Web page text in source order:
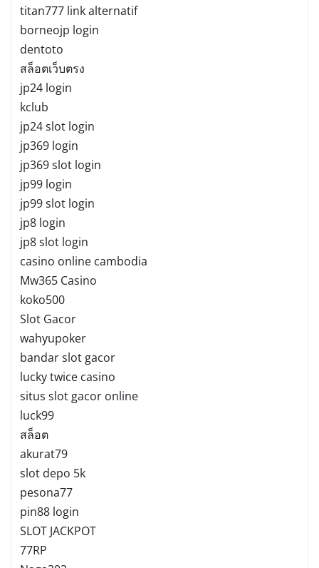
titan777 link alternatif
borneojp login
dentoto
สล็อตเว็บตรง
jp24 login
kclub
jp24 slot login
jp369 login
jp369 slot login
jp99 login
jp99 slot login
jp8 login
jp8 slot login
casino online cambodia
Mw365 Casino
koko500
Slot Gacor
wahyupoker
bandar slot gacor
lucky twice casino
situs slot gacor online
luck99
สล็อต
akurat79
slot depo 5k
pesona77
pin88 login
SLOT JACKPOT
77RP